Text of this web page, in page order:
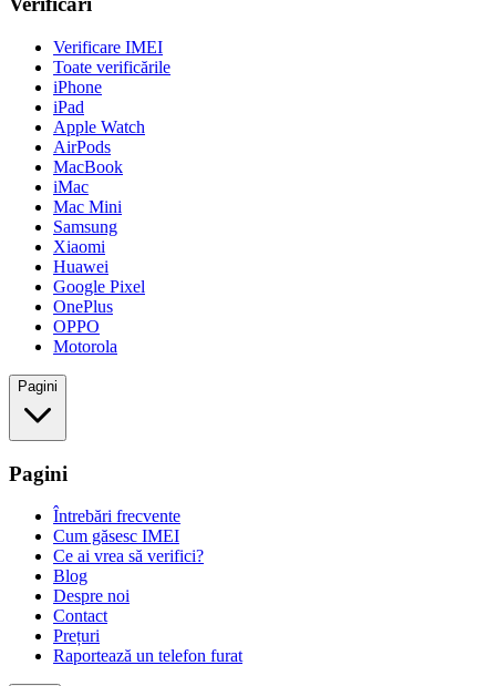
Verificare IMEI
Toate verificările
iPhone
iPad
Apple Watch
AirPods
MacBook
iMac
Mac Mini
Samsung
Xiaomi
Huawei
Google Pixel
OnePlus
OPPO
Motorola
Pagini
Pagini
Întrebări frecvente
Cum găsesc IMEI
Ce ai vrea să verifici?
Blog
Despre noi
Contact
Prețuri
Raportează un telefon furat